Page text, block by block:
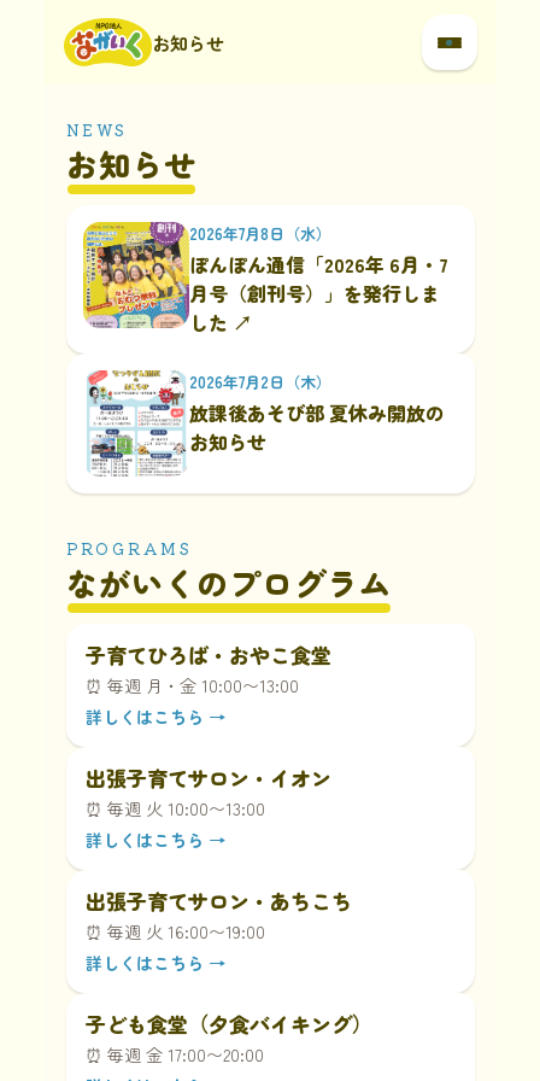
お知らせ
NEWS
お知らせ
2026年7月8日（水）
ぽんぽん通信「2026年 6月・7
月号（創刊号）」を発行しま
した ↗
2026年7月2日（木）
放課後あそび部 夏休み開放の
お知らせ
PROGRAMS
ながいくのプログラム
子育てひろば・おやこ食堂
⏰ 毎週 月・金 10:00〜13:00
詳しくはこちら →
出張子育てサロン・イオン
⏰ 毎週 火 10:00〜13:00
詳しくはこちら →
出張子育てサロン・あちこち
⏰ 毎週 火 16:00〜19:00
詳しくはこちら →
子ども食堂（夕食バイキング）
⏰ 毎週 金 17:00〜20:00